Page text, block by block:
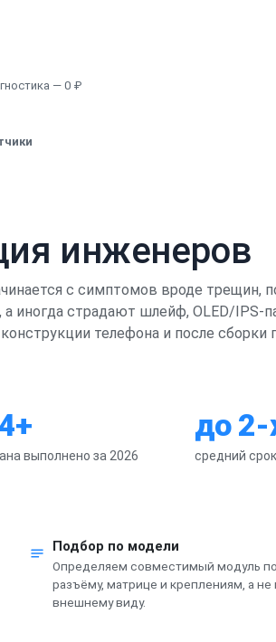
— 0 ₽
инженеров
с симптомов вроде трещин,
иногда страдают шлейф, OLED/IPS-
телефона и после
выполнено за 2026
до 2-
средний
Подбор по модели
Определяем совместимый модуль по
разъёму, матрице и креплениям, а не
внешнему виду.